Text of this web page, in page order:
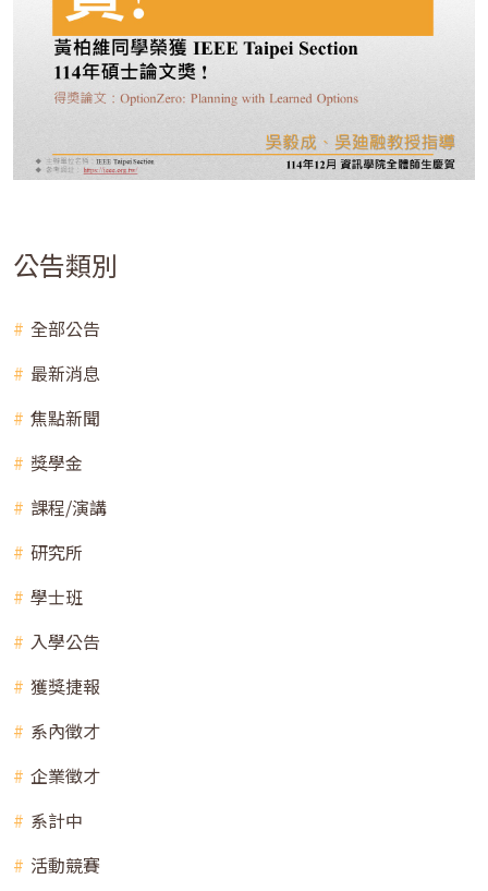
公告類別
全部公告
最新消息
焦點新聞
獎學金
課程/演講
研究所
學士班
入學公告
獲獎捷報
系內徵才
企業徵才
系計中
活動競賽